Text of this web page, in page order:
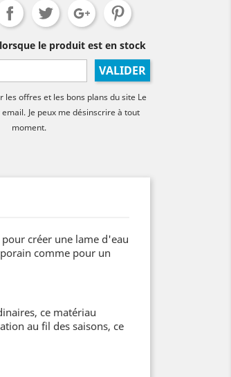
le produit est en stock
VALIDER
les offres et les bons plans du site Le
email. Je peux me désinscrire à tout
moment.
créer une lame d'eau
comme pour un
ce matériau
au fil des saisons, ce